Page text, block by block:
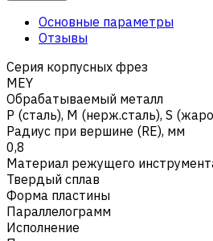
Основные параметры
Отзывы
Серия корпусных фрез
MEY
Обрабатываемый металл
Р (сталь), M (нерж.сталь), S
Радиус при вершине (RE), мм
0,8
Материал режущего
Твердый сплав
Форма пластины
Параллелограмм
Исполнение